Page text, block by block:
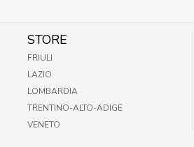
STORE
FRIULI
LAZIO
LOMBARDIA
TRENTINO-ALTO-ADIGE
VENETO